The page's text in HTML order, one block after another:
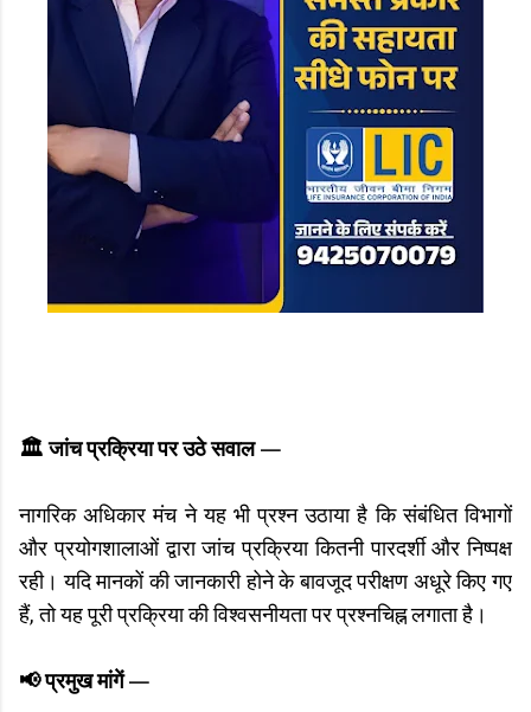
🏛️ जांच प्रक्रिया पर उठे सवाल —
नागरिक अधिकार मंच ने यह भी प्रश्न उठाया है कि संबंधित विभागों
और प्रयोगशालाओं द्वारा जांच प्रक्रिया कितनी पारदर्शी और निष्पक्ष
रही। यदि मानकों की जानकारी होने के बावजूद परीक्षण अधूरे किए गए
हैं, तो यह पूरी प्रक्रिया की विश्वसनीयता पर प्रश्नचिह्न लगाता है।
📢 प्रमुख मांगें —